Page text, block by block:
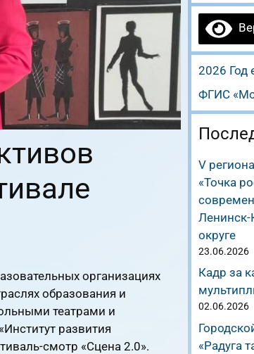
организациях
образования и
театрами и
развития
смотр «Сцена 2.0».
2026 Год
ФГИС
V
«Точка
округе
23.06.2026
Кадр за
02.06.2026
«Радуга